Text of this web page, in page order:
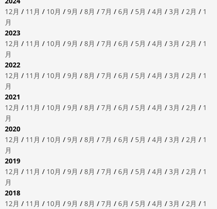
12月 / 11月 / 10月 / 9月 / 8月 / 7月 / 6月 / 5月 / 4月 / 3月 / 2月 / 1
月
2023
12月 / 11月 / 10月 / 9月 / 8月 / 7月 / 6月 / 5月 / 4月 / 3月 / 2月 / 1
月
2022
12月 / 11月 / 10月 / 9月 / 8月 / 7月 / 6月 / 5月 / 4月 / 3月 / 2月 / 1
月
2021
12月 / 11月 / 10月 / 9月 / 8月 / 7月 / 6月 / 5月 / 4月 / 3月 / 2月 / 1
月
2020
12月 / 11月 / 10月 / 9月 / 8月 / 7月 / 6月 / 5月 / 4月 / 3月 / 2月 / 1
月
2019
12月 / 11月 / 10月 / 9月 / 8月 / 7月 / 6月 / 5月 / 4月 / 3月 / 2月 / 1
月
2018
12月 / 11月 / 10月 / 9月 / 8月 / 7月 / 6月 / 5月 / 4月 / 3月 / 2月 / 1